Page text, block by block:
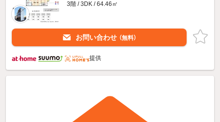
3階 / 3DK / 64.46㎡
お問い合わせ （無料）
提供